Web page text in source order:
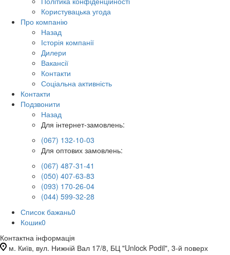
Користувацька угода
Про компанію
Назад
Історія компанії
Дилери
Вакансії
Контакти
Соціальна активність
Контакти
Подзвонити
Назад
Для інтернет-замовлень:
(067) 132-10-03
Для оптових замовлень:
(067) 487-31-41
(050) 407-63-83
(093) 170-26-04
(044) 599-32-28
Список бажань0
Кошик0
Контактна інформація
м. Київ, вул. Нижній Вал 17/8, БЦ "Unlock Podil", 3-й поверх